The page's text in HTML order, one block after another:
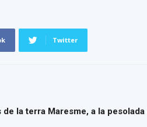
Twitter
la terra Maresme, a la pesolada